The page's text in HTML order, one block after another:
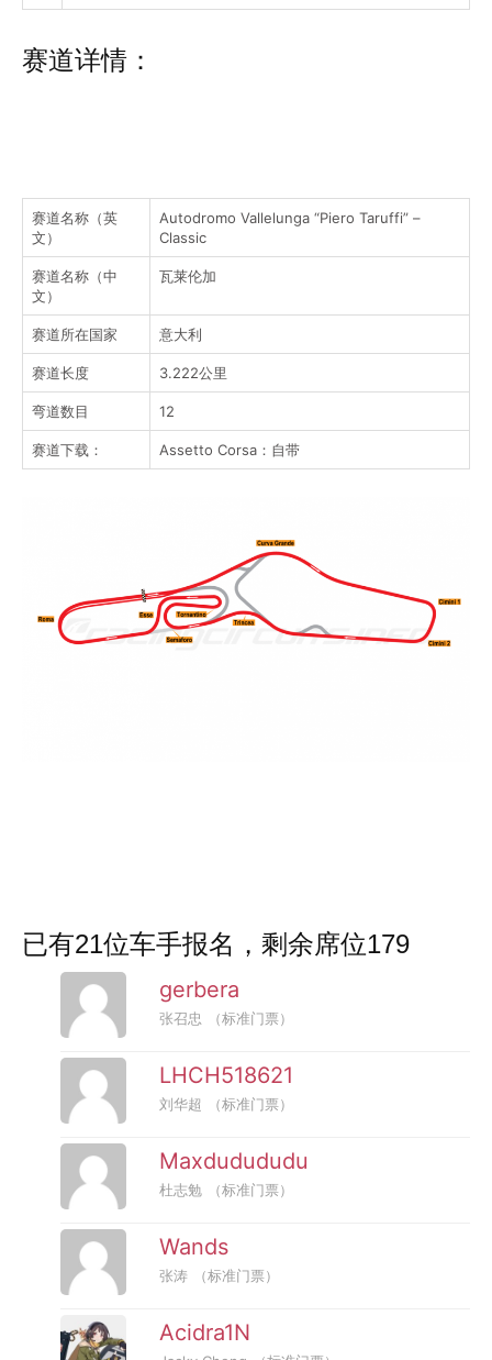
赛道详情：
赛道名称（英
文）
Autodromo Vallelunga “Piero Taruffi” –
Classic
赛道名称（中
文）
瓦莱伦加
赛道所在国家 意大利
赛道长度 3.222公里
弯道数目 12
赛道下载： Assetto Corsa：自带
已有21位车手报名，剩余席位179
gerbera
张召忠 （标准门票）
LHCH518621
刘华超 （标准门票）
Maxdudududu
杜志勉 （标准门票）
Wands
张涛 （标准门票）
Acidra1N